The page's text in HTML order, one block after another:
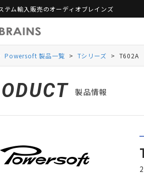
テム輸入販売のオーディオブレインズ
Danacoid
INOGENI
Luminex
RDL
Taguchi
Televic
Danacoid
INOGENI
Luminex
RDL
Taguchi
Televic
Powersoft 製品一覧 > Tシリーズ > T602A
製品情報